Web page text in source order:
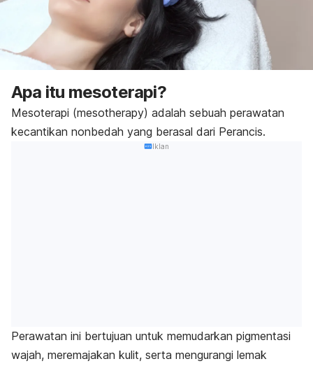
Apa itu mesoterapi?
Mesoterapi (mesotherapy) adalah sebuah perawatan
kecantikan nonbedah yang berasal dari Perancis.
Iklan
Perawatan ini bertujuan untuk memudarkan pigmentasi
wajah, meremajakan kulit, serta mengurangi lemak